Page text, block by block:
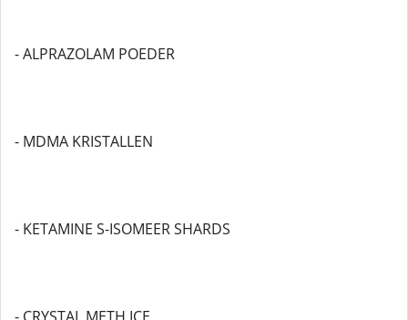
- ALPRAZOLAM POEDER
- MDMA KRISTALLEN
- KETAMINE S-ISOMEER SHARDS